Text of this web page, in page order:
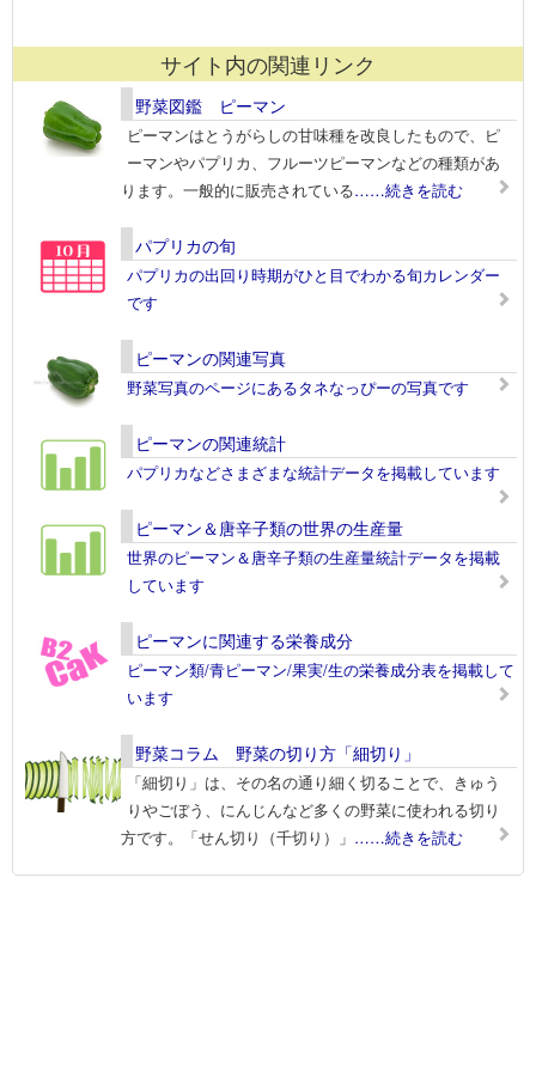
サイト内の関連リンク
野菜図鑑 ピーマン
ピーマンはとうがらしの甘味種を改良したもので、ピ
ーマンやパプリカ、フルーツピーマンなどの種類があ
ります。一般的に販売されている……続きを読む
パプリカの旬
パプリカの出回り時期がひと目でわかる旬カレンダー
です
ピーマンの関連写真
野菜写真のページにあるタネなっぴーの写真です
ピーマンの関連統計
パプリカなどさまざまな統計データを掲載しています
ピーマン＆唐辛子類の世界の生産量
世界のピーマン＆唐辛子類の生産量統計データを掲載
しています
ピーマンに関連する栄養成分
ピーマン類/青ピーマン/果実/生の栄養成分表を掲載して
います
野菜コラム 野菜の切り方「細切り」
「細切り」は、その名の通り細く切ることで、きゅう
りやごぼう、にんじんなど多くの野菜に使われる切り
方です。「せん切り（千切り）」 ……続きを読む